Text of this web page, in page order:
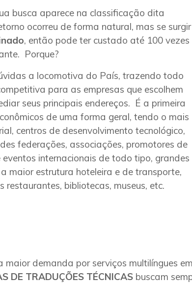
busca aparece na classificação dita
ocorreu de forma natural, mas se surgir
, então pode ter custado até 100 vezes
Porque?
a locomotiva do País, trazendo todo
para as empresas que escolhem
seus principais endereços. É a primeira
de uma forma geral, tendo o mais
centros de desenvolvimento tecnológico,
federações, associações, promotores de
eventos internacionais de todo tipo, grandes
maior estrutura hoteleira e de transporte,
restaurantes, bibliotecas, museus, etc.
maior demanda por serviços multilíngues
DE TRADUÇÕES TÉCNICAS buscam